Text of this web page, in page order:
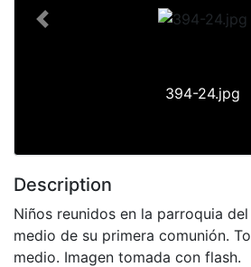
394-24.jpg
Previous
Description
Niños reunidos en la parroquia
medio de su primera comunión.
medio. Imagen tomada con flash.